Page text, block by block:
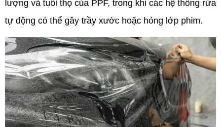
lượng và tuổi thọ của PPF, trong khi các hệ thống rửa
tự động có thể gây trầy xước hoặc hỏng lớp phim.